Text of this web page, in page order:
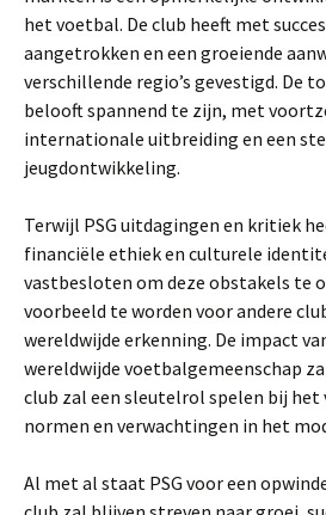
het voetbal. De club heeft met
aangetrokken en een groeiende
verschillende regio’s gevestigd. De
belooft spannend te zijn, met
internationale uitbreiding en een
jeugdontwikkeling.
Terwijl PSG uitdagingen en kritiek
financiële ethiek en culturele
vastbesloten om deze obstakels te
voorbeeld te worden voor andere
wereldwijde erkenning. De impact
wereldwijde voetbalgemeenschap
club zal een sleutelrol spelen bij het
normen en verwachtingen in het
Al met al staat PSG voor een